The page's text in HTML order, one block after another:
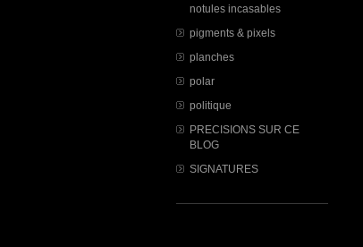
notules incasables
pigments & pixels
planches
polar
politique
PRECISIONS SUR CE
BLOG
SIGNATURES